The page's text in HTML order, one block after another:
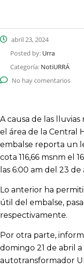
abril 23, 2024
Posted by: Urra
Categoría: NotiURRÁ
No hay comentarios
A causa de las
el área de la Central
embalse reporta un
cota 116,66 msnm el
las 6:00 am del 23 de
Lo anterior ha
útil del embalse,
respectivamente.
Por otra parte,
domingo 21 de abril a
autotransformador